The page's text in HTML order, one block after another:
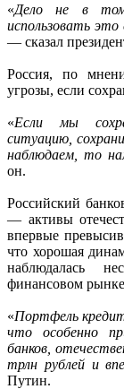
«Дело не в
использовать
— сказал
Россия, по
угрозы, если
«Если мы
ситуацию,
наблюдаем, то
он.
Российский
— активы
впервые
что хорошая
наблюдалась
финансовом
«Портфель
что особенно
банков,
трлн рублей и
Путин.